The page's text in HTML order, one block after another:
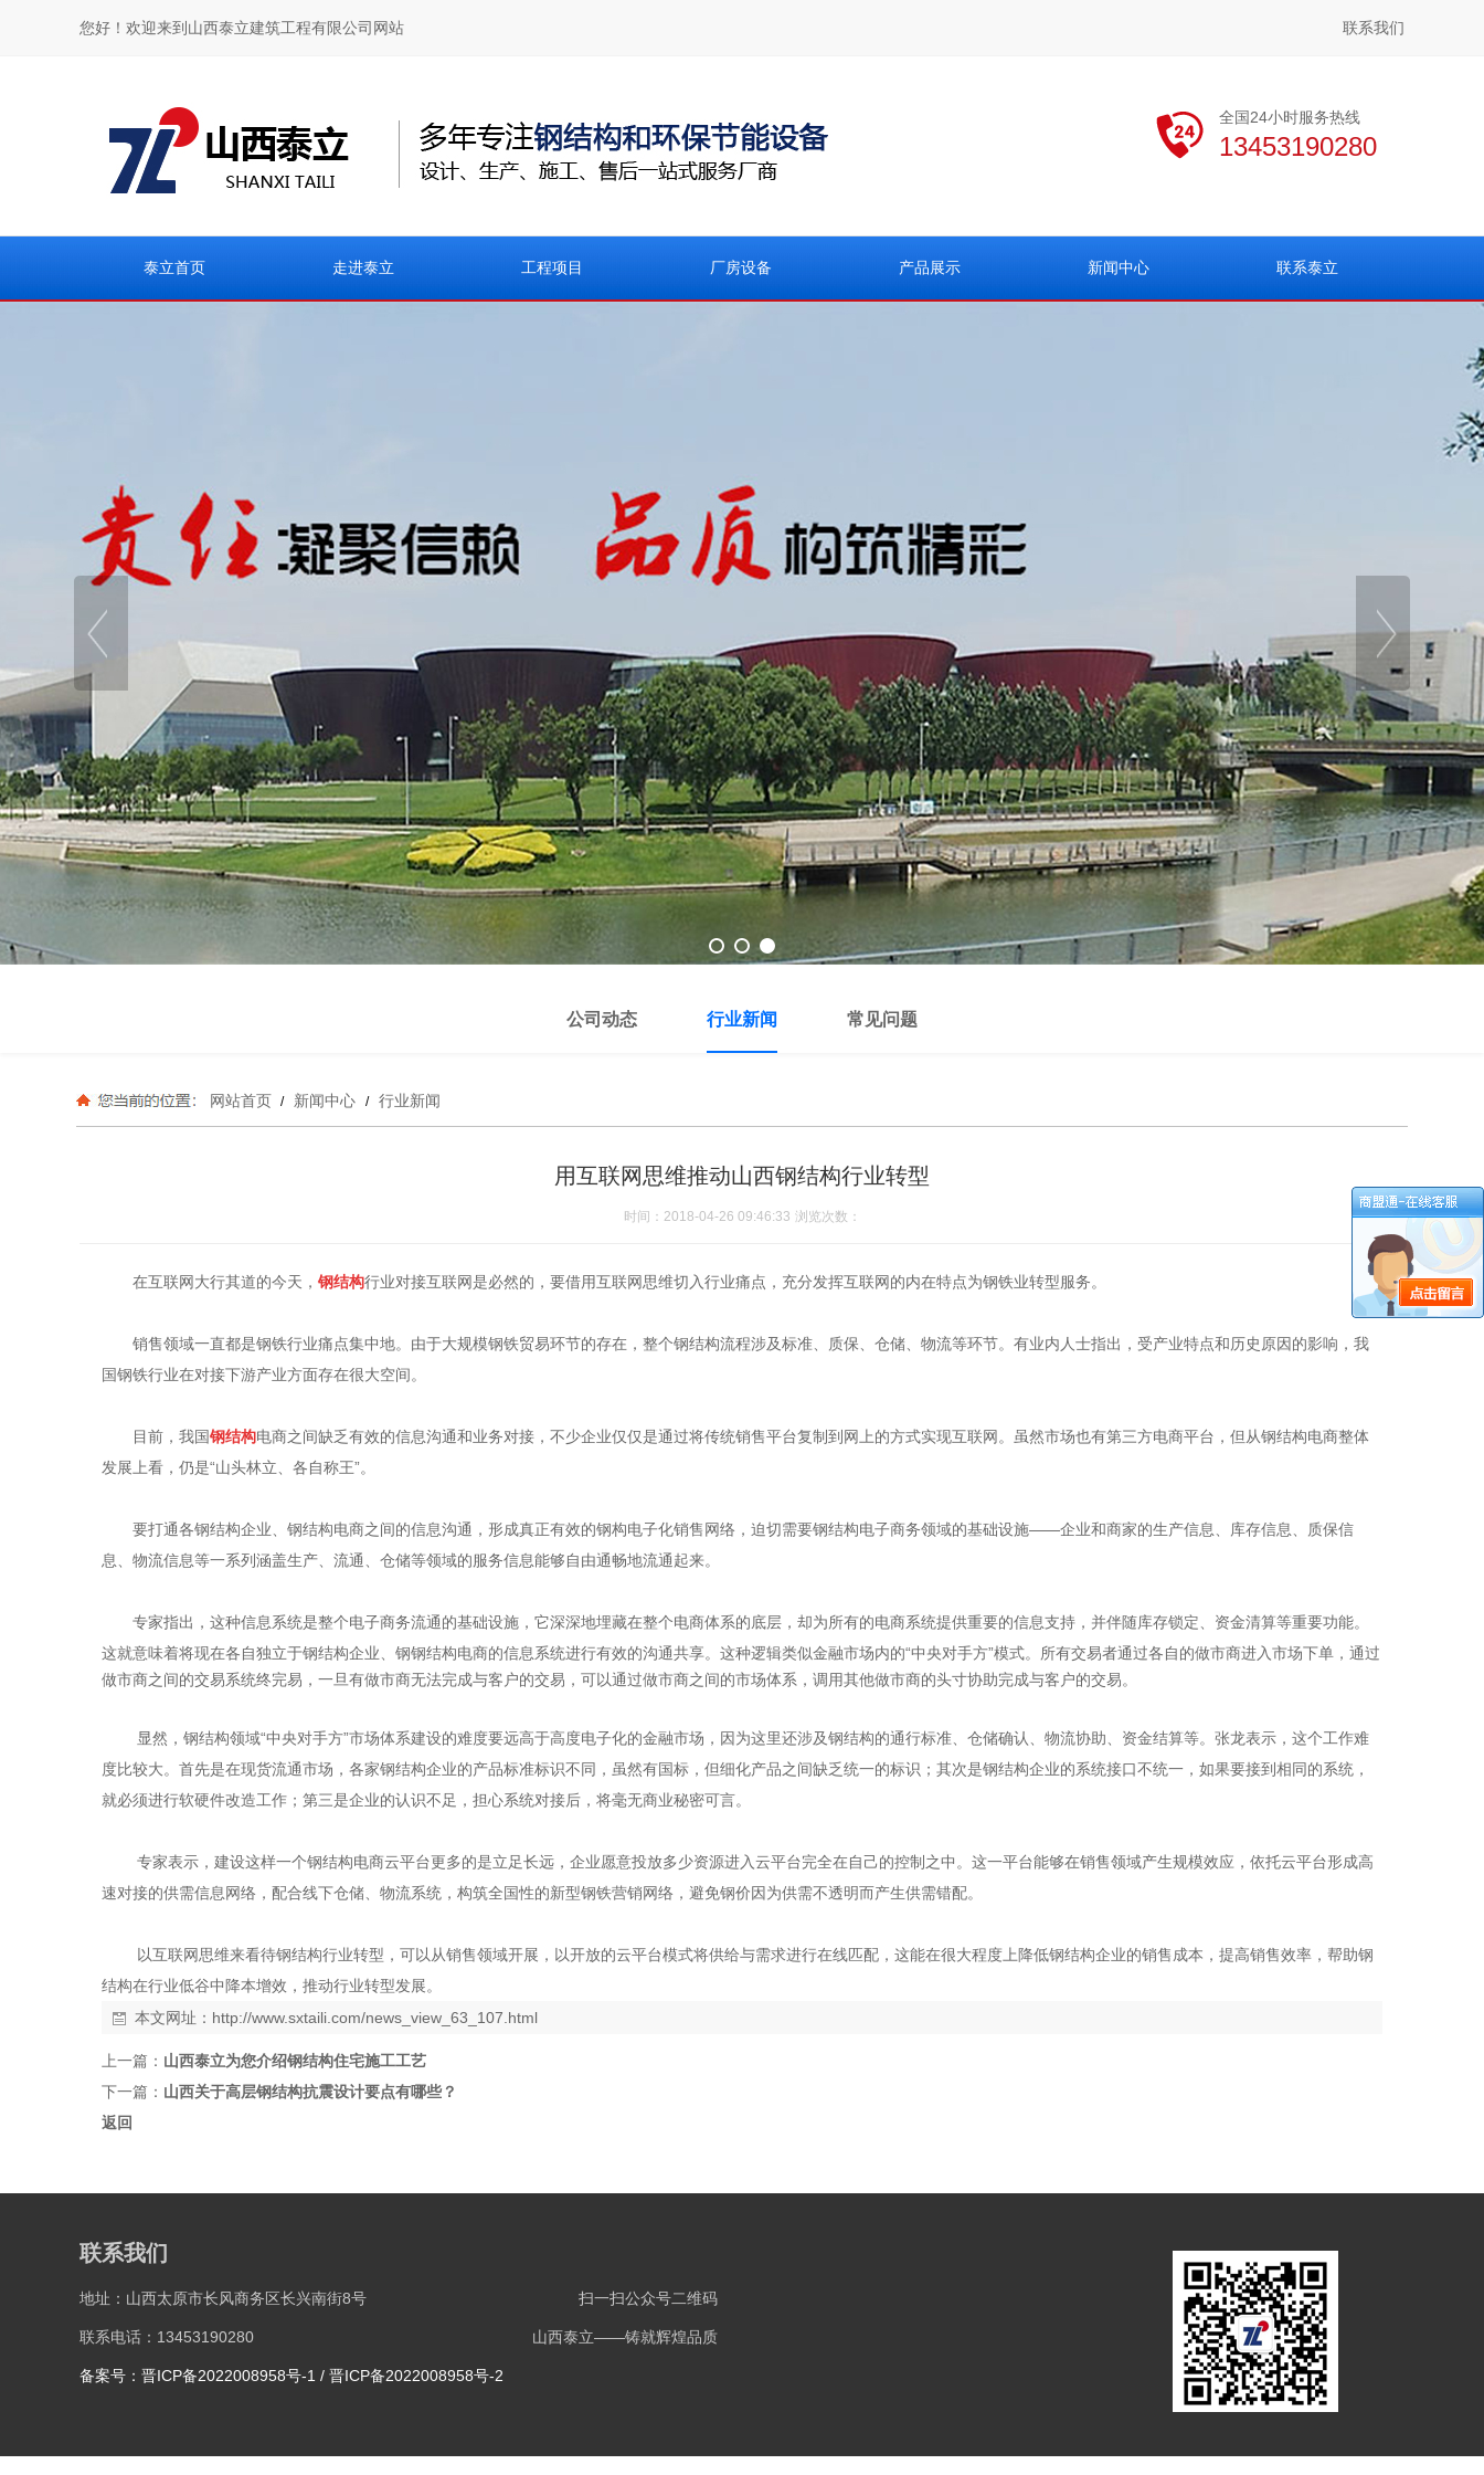
您好！欢迎来到山西泰立建筑工程有限公司网站 联系我们
全国24小时服务热线
13453190280
泰立首页 走进泰立 工程项目 厂房设备 产品展示 新闻中心 联系泰立
公司动态 行业新闻 常见问题
网站首页 / 新闻中心 / 行业新闻
用互联网思维推动山西钢结构行业转型
时间：2018-04-26 09:46:33 浏览次数：
在互联网大行其道的今天， 钢结构行业对接互联网是必然的，要借用互联网思维切入行业痛点，充分发挥互联网的内在特点为钢铁业转型服务。
销售领域一直都是钢铁行业痛点集中地。由于大规模钢铁贸易环节的存在，整个钢结构流程涉及标准、质保、仓储、物流等环节。有业内人士指出，受产业特点和历史原因的影响，我
国钢铁行业在对接下游产业方面存在很大空间。
目前，我国钢结构电商之间缺乏有效的信息沟通和业务对接，不少企业仅仅是通过将传统销售平台复制到网上的方式实现互联网。虽然市场也有第三方电商平台，但从钢结构电商整体
发展上看，仍是“山头林立、各自称王”。
要打通各钢结构企业、钢结构电商之间的信息沟通，形成真正有效的钢构电子化销售网络，迫切需要钢结构电子商务领域的基础设施——企业和商家的生产信息、库存信息、质保信
息、物流信息等一系列涵盖生产、流通、仓储等领域的服务信息能够自由通畅地流通起来。
专家指出，这种信息系统是整个电子商务流通的基础设施，它深深地埋藏在整个电商体系的底层，却为所有的电商系统提供重要的信息支持，并伴随库存锁定、资金清算等重要功能。
这就意味着将现在各自独立于钢结构企业、钢钢结构电商的信息系统进行有效的沟通共享。 这种逻辑类似金融市场内的“中央对手方”模式。所有交易者通过各自的做市商进入市场下单，通过
做市商之间的交易系统终完易，一旦有做市商无法完成与客户的交易，可以通过做市商之间的市场体系，调用其他做市商的头寸协助完成与客户的交易。
显然，钢结构领域“中央对手方”市场体系建设的难度要远高于高度电子化的金融市场，因为这里还涉及钢结构的通行标准、仓储确认、物流协助、资金结算等。张龙表示，这个工作难
度比较大。首先是在现货流通市场，各家钢结构企业的产品标准标识不同，虽然有国标，但细化产品之间缺乏统一的标识；其次是钢结构企业的系统接口不统一，如果要接到相同的系统，
就必须进行软硬件改造工作；第三是企业的认识不足，担心系统对接后，将毫无商业秘密可言。
专家表示，建设这样一个钢结构电商云平台更多的是立足长远，企业愿意投放多少资源进入云平台完全在自己的控制之中。这一平台能够在销售领域产生规模效应，依托云平台形成高
速对接的供需信息网络，配合线下仓储、物流系统，构筑全国性的新型钢铁营销网络，避免钢价因为供需不透明而产生供需错配。
以互联网思维来看待钢结构行业转型，可以从销售领域开展，以开放的云平台模式将供给与需求进行在线匹配，这能在很大程度上降低钢结构企业的销售成本，提高销售效率，帮助钢
结构在行业低谷中降本增效，推动行业转型发展。
本文网址： http://www.sxtaili.com/news_view_63_107.html
上一篇： 山西泰立为您介绍钢结构住宅施工工艺
下一篇： 山西关于高层钢结构抗震设计要点有哪些？
返回
联系我们
地址：山西太原市长风商务区长兴南街8号 扫一扫公众号二维码
联系电话：13453190280 山西泰立——铸就辉煌品质
备案号：晋ICP备2022008958号-1 / 晋ICP备2022008958号-2